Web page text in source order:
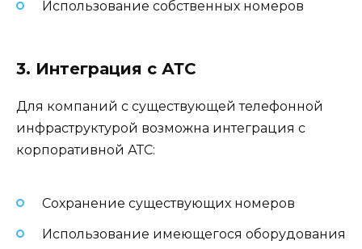
Использование собственных номеров
3. Интеграция с АТС
Для компаний с существующей телефонной
инфраструктурой возможна интеграция с
корпоративной АТС:
Сохранение существующих номеров
Использование имеющегося оборудования